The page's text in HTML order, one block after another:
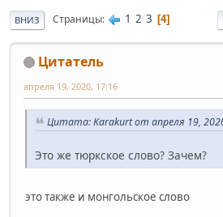
ВНИЗ Страницы 1 2 3 4
Цитатель
апреля 19, 2020, 17:16
Цитата: Karakurt от апреля 19,
Это же тюркское слово? Зачем?
это также и монгольское слово